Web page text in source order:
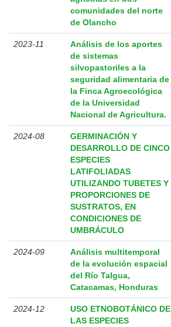
comunidades del norte
de Olancho
2023-11
Análisis de los aportes
de sistemas
silvopastoriles a la
seguridad alimentaria de
la Finca Agroecológica
de la Universidad
Nacional de Agricultura.
2024-08
GERMINACIÓN Y
DESARROLLO DE CINCO
ESPECIES
LATIFOLIADAS
UTILIZANDO TUBETES Y
PROPORCIONES DE
SUSTRATOS, EN
CONDICIONES DE
UMBRÁCULO
2024-09
Análisis multitemporal
de la evolución espacial
del Río Talgua,
Catacamas, Honduras
2024-12
USO ETNOBOTÁNICO DE
LAS ESPECIES